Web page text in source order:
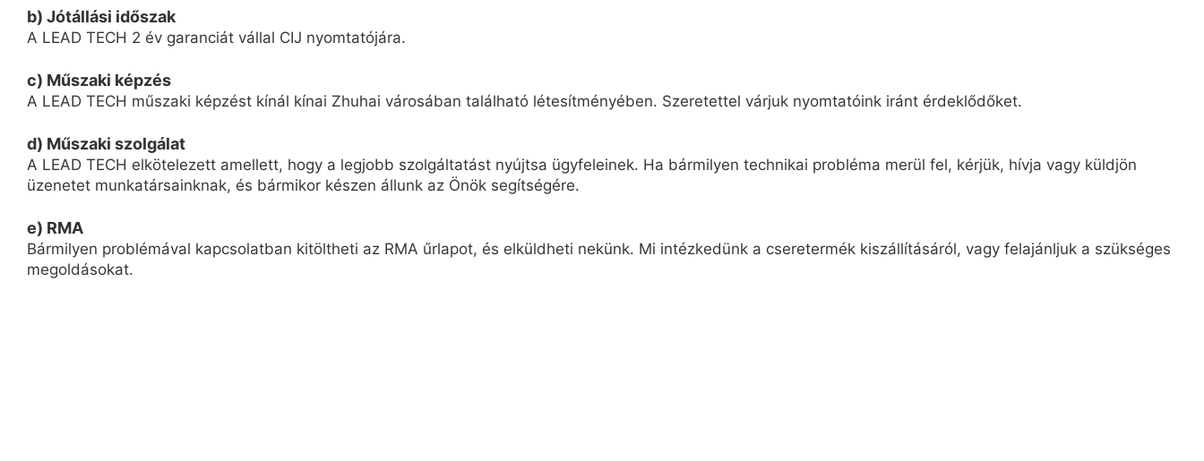
b) Jótállási időszak
A LEAD TECH 2 év garanciát vállal CIJ nyomtatójára.
c) Műszaki képzés
A LEAD TECH műszaki képzést kínál kínai Zhuhai városában található létesítményében. Szeretettel várjuk nyomtatóink iránt érdeklődőket.
d) Műszaki szolgálat
A LEAD TECH elkötelezett amellett, hogy a legjobb szolgáltatást nyújtsa ügyfeleinek. Ha bármilyen technikai probléma merül fel, kérjük, hívja vagy küldjön
üzenetet munkatársainknak, és bármikor készen állunk az Önök segítségére.
e) RMA
Bármilyen problémával kapcsolatban kitöltheti az RMA űrlapot, és elküldheti nekünk. Mi intézkedünk a cseretermék kiszállításáról, vagy felajánljuk a szükséges
megoldásokat.